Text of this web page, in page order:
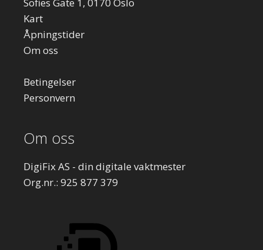
Kart
Åpningstider
Om oss
Betingelser
Personvern
Om oss
DigiFix AS - din digitale vaktmester
Org.nr.: 925 877 379